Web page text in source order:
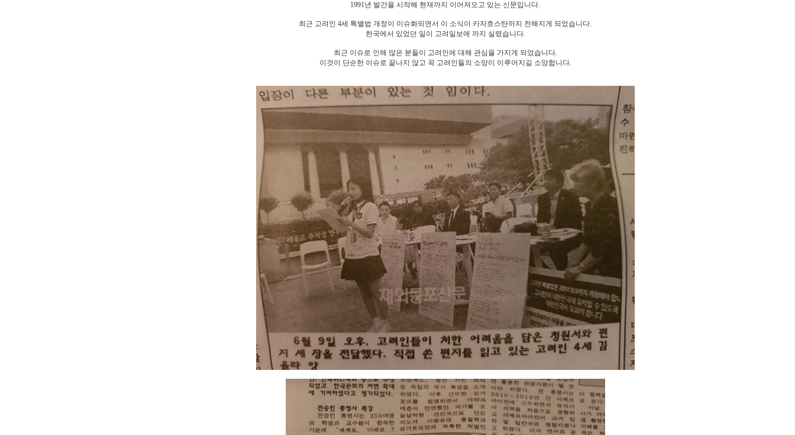
1991년 발간을 시작해 현재까지 이어져오고 있는 신문입니다.
최근 고려인 4세 특별법 개정이 이슈화되면서 이 소식이 카자흐스탄까지 전해지게 되었습니다.
한국에서 있었던 일이 고려일보에 까지 실렸습니다.
최근 이슈로 인해 많은 분들이 고려인에 대해 관심을 가지게 되었습니다.
이것이 단순한 이슈로 끝나지 않고 꼭 고려인들의 소망이 이루어지길 소망합니다.